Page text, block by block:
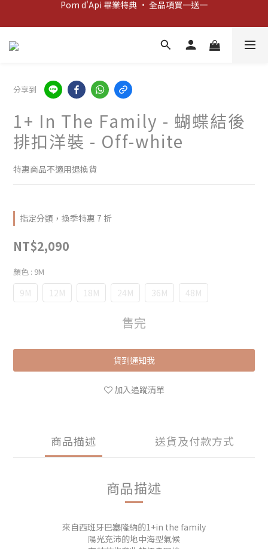
新客歡迎禮：輸入 "welcome10" 享首單九折！
新客歡迎禮：輸入 "welcome10" 享首單九折！
分享到
1+ In The Family - 蝴蝶結後
排扣洋裝 - Off-white
特惠商品不適用退換貨
指定分類，換季特惠 7 折
NT$2,090
顏色 : 9M
9M 12M 18M 24M 36M 48M
售完
貨到通知我
加入追蹤清單
商品描述 送貨及付款方式
商品描述
來自西班牙巴塞隆納的1+in the family
陽光充沛的地中海型氣候